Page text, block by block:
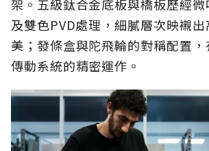
架。五級鈦合金底板與橋板歷經
及雙色PVD處理，細膩層次映襯
美；發條盒與陀飛輪的對稱配置
傳動系統的精密運作。